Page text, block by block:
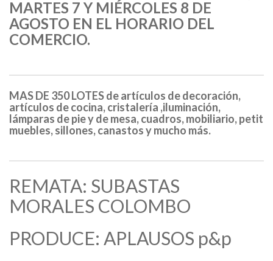
MARTES 7 Y MIÉRCOLES 8 DE
AGOSTO EN EL HORARIO DEL
COMERCIO.
MAS DE 350 LOTES de artículos de decoración,
artículos de cocina, cristalería ,iluminación,
lámparas de pie y de mesa, cuadros, mobiliario, petit
muebles, sillones, canastos y mucho más.
REMATA: SUBASTAS
MORALES COLOMBO
PRODUCE: APLAUSOS p&p